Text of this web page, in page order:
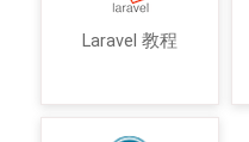
Laravel 教程